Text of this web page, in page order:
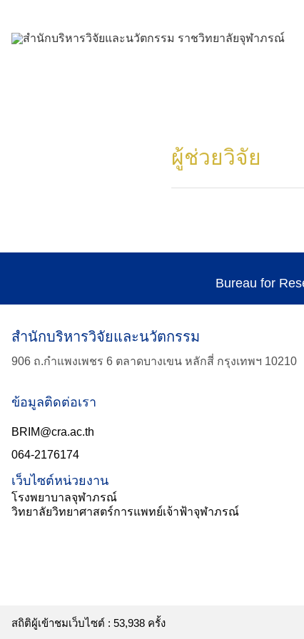
content
ผู้ช่วยวิจัย
Bureau for
สำนักบริหารวิจัยและนวัตกรรม
906 ถ.กำแพงเพชร 6 ตลาดบางเขน หลักสี่ กรุงเทพฯ 10210
ข้อมูลติดต่อเรา
BRIM@cra.ac.th
064-2176174
เว็บไซต์หน่วยงาน
โรงพยาบาลจุฬาภรณ์
วิทยาลัยวิทยาศาสตร์การแพทย์เจ้าฟ้าจุฬาภรณ์
สถิติผู้เข้าชมเว็บไซต์ : 53,938 ครั้ง